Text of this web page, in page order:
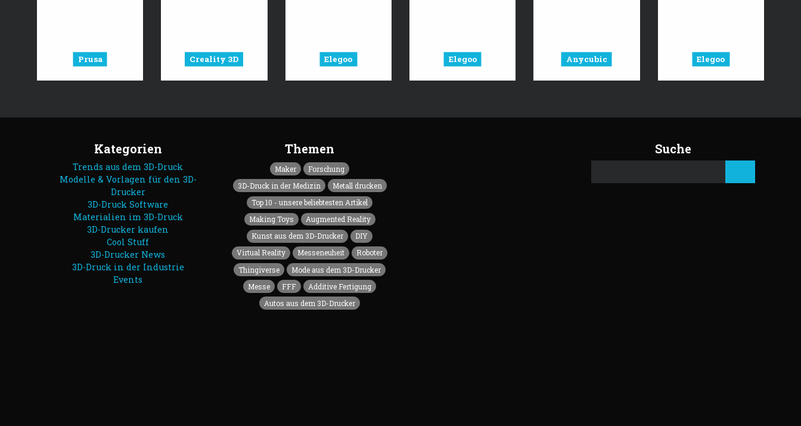
Prusa Creality 3D Elegoo Elegoo Anycubic Elegoo
Kategorien
Trends aus dem 3D-Druck
Modelle & Vorlagen für den 3D-
Drucker
3D-Druck Software
Materialien im 3D-Druck
3D-Drucker kaufen
Cool Stuff
3D-Drucker News
3D-Druck in der Industrie
Events
Themen
Maker
Forschung
3D-Druck in der Medizin
Metall drucken
Top 10 - unsere beliebtesten Artikel
Making Toys
Augmented Reality
Kunst aus dem 3D-Drucker
DIY
Virtual Reality
Messeneuheit
Roboter
Thingiverse
Mode aus dem 3D-Drucker
Messe
FFF
Additive Fertigung
Autos aus dem 3D-Drucker
Suche